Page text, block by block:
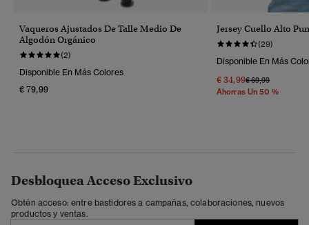
Vaqueros Ajustados De Talle Medio De
Algodón Orgánico
(2)
Disponible En Más Colores
€ 79,99
Jersey Cuello Alto
(29)
Disponible En Más
€ 34,99Precio Rebajado
€ 69,99A
Ahorras Un 50 %
Desbloquea Acceso Exclusivo
Obtén acceso: entre bastidores a campañas, colaboraciones, nuevos
productos y ventas.